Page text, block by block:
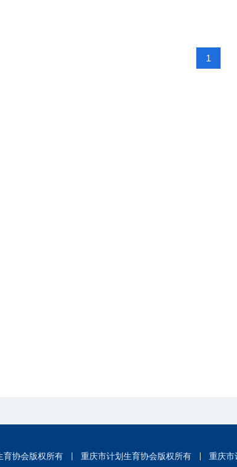
1
育协会版权所有 重庆市计划生育协会版权所有 重庆市